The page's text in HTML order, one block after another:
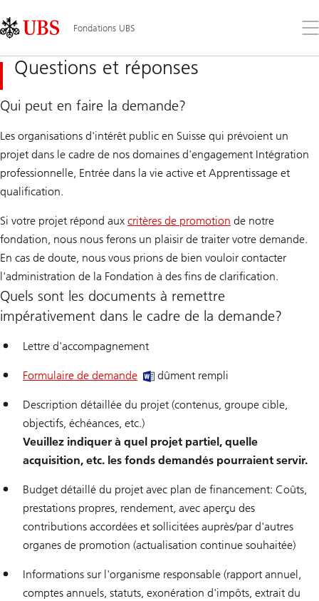
Links
Area
Fondations UBS
le
Questions et réponses
Qui peut en faire la demande?
Les organisations d'intérêt public en Suisse qui prévoient un
projet dans le cadre de nos domaines d'engagement Intégration
professionnelle, Entrée dans la vie active et Apprentissage et
qualification.
Si votre projet répond aux critères de promotion de notre
fondation, nous nous ferons un plaisir de traiter votre demande.
En cas de doute, nous vous prions de bien vouloir contacter
l'administration de la Fondation à des fins de clarification.
Quels sont les documents à remettre
impérativement dans le cadre de la demande?
Lettre d'accompagnement
Formulaire de demande dûment rempli
Description détaillée du projet (contenus, groupe cible,
objectifs, échéances, etc.)
Veuillez indiquer à quel projet partiel, quelle
acquisition, etc. les fonds demandés pourraient servir.
Budget détaillé du projet avec plan de financement: Coûts,
prestations propres, rendement, avec aperçu des
contributions accordées et sollicitées auprès/par d'autres
organes de promotion (actualisation continue souhaitée)
Informations sur l'organisme responsable (rapport annuel,
comptes annuels, statuts, exonération d'impôts, extrait du